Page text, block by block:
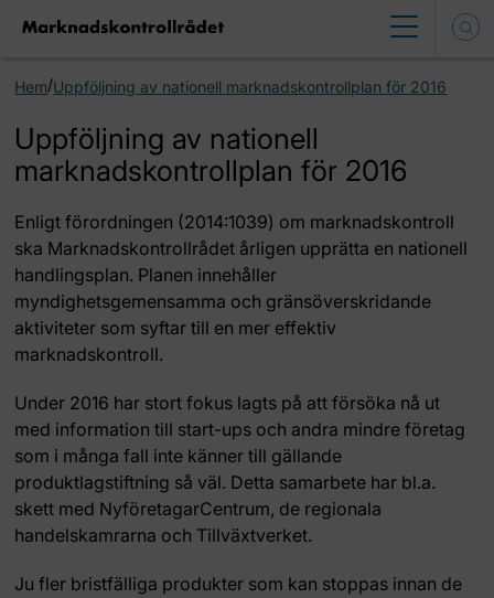
Hem/Uppföljning av nationell marknadskontrollplan för 2016
Uppföljning av nationell
marknadskontrollplan för 2016
Enligt förordningen (2014:1039) om marknadskontroll
ska Marknadskontrollrådet årligen upprätta en nationell
handlingsplan. Planen innehåller
myndighetsgemensamma och gränsöverskridande
aktiviteter som syftar till en mer effektiv
marknadskontroll.
Under 2016 har stort fokus lagts på att försöka nå ut
med information till start-ups och andra mindre företag
som i många fall inte känner till gällande
produktlagstiftning så väl. Detta samarbete har bl.a.
skett med NyföretagarCentrum, de regionala
handelskamrarna och Tillväxtverket.
Ju fler bristfälliga produkter som kan stoppas innan de